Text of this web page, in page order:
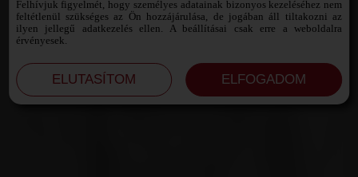
Felhívjuk figyelmét, hogy személyes adatainak bizonyos kezeléséhez nem
feltétlenül szükséges az Ön hozzájárulása, de jogában áll tiltakozni az
ilyen jellegű adatkezelés ellen. A beállításai csak erre a weboldalra
érvényesek.